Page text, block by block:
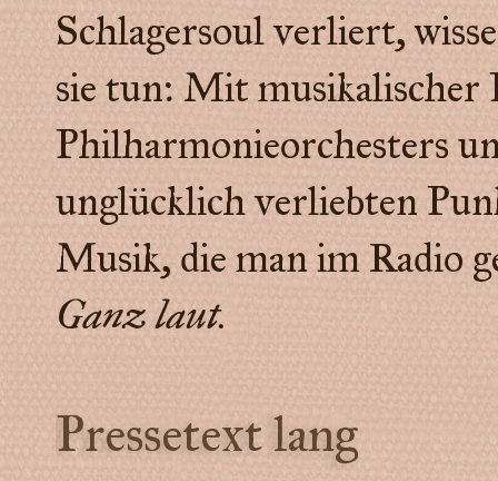
Schlagersoul verliert,
sie tun: Mit musikalischer
Philharmonieorchesters
unglücklich verliebten
Musik, die man im Radio
Ganz laut.
Pressetext lang